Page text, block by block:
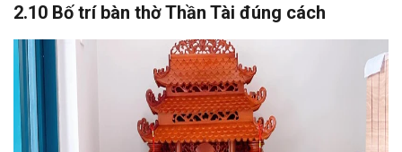
2.10 Bố trí bàn thờ Thần Tài đúng cách